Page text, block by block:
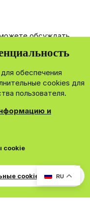
RU
обсуждать,
связь
Поддержка
Условия и правила
S
для обеспечения
cookies для
пользователя.
и
cookie
cookie